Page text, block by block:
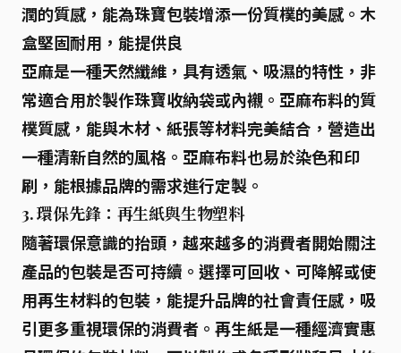
潤的質感，能為珠寶包裝增添一份質樸的美感。木
盒堅固耐用，能提供良
亞麻是一種天然纖維，具有透氣、吸濕的特性，非
常適合用於製作珠寶收納袋或內襯。亞麻布料的質
樸質感，能與木材、紙張等材料完美結合，營造出
一種清新自然的風格。亞麻布料也易於染色和印
刷，能根據品牌的需求進行定製。
3. 環保先鋒：再生紙與生物塑料
隨著環保意識的抬頭，越來越多的消費者開始關注
產品的包裝是否可持續。選擇可回收、可降解或使
用再生材料的包裝，能提升品牌的社會責任感，吸
引更多重視環保的消費者。再生紙是一種經濟實惠